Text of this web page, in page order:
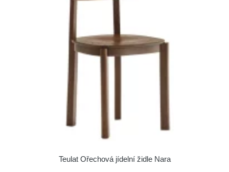
Teulat Ořechová jídelní židle Nara